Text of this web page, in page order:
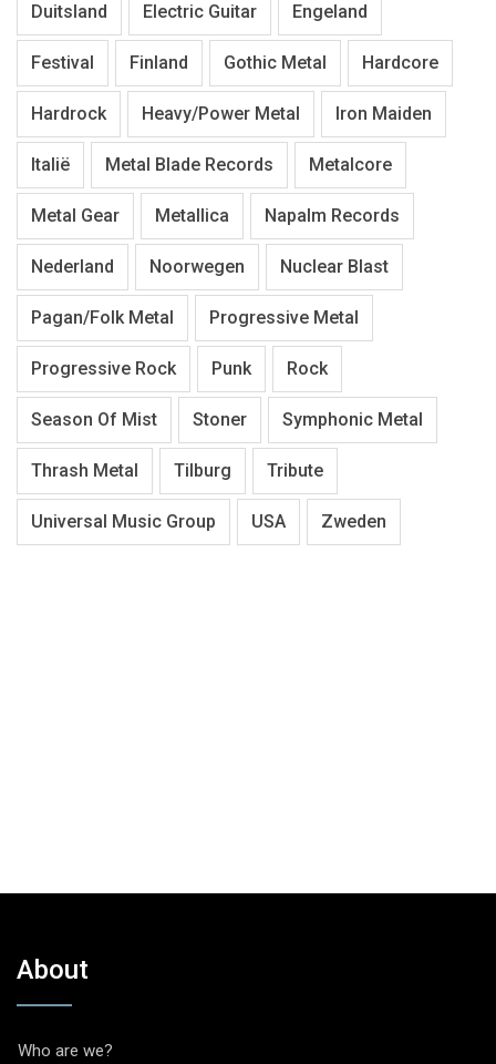
Duitsland Electric Guitar Engeland
Festival Finland Gothic Metal Hardcore
Hardrock Heavy/Power Metal Iron Maiden
Italië Metal Blade Records Metalcore
Metal Gear Metallica Napalm Records
Nederland Noorwegen Nuclear Blast
Pagan/Folk Metal Progressive Metal
Progressive Rock Punk Rock
Season Of Mist Stoner Symphonic Metal
Thrash Metal Tilburg Tribute
Universal Music Group USA Zweden
About
Who are we?